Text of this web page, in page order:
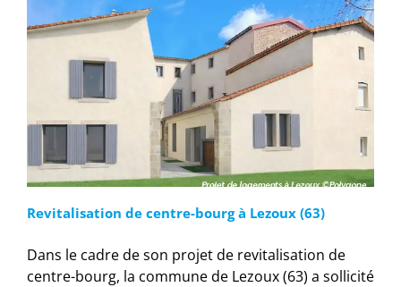
Revitalisation de centre-bourg à Lezoux (63)
Dans le cadre de son projet de revitalisation de
centre-bourg, la commune de Lezoux (63) a sollicité